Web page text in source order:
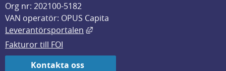
Org nr: 202100-5182
VAN operatör: OPUS Capita
Leverantörsportalen
Länk till annan webbplats, öppnas
Fakturor till FOI
Kontakta oss